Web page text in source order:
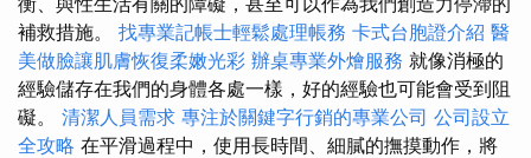
補救措施。 找專業記帳士輕鬆處理帳務 卡式台胞證介紹 醫
美做臉讓肌膚恢復柔嫩光彩 辦桌專業外燴服務 就像消極的
經驗儲存在我們的身體各處一樣，好的經驗也可能會受到阻
礙。 清潔人員需求 專注於關鍵字行銷的專業公司 公司設立
全攻略 在平滑過程中，使用長時間、細膩的撫摸動作，將